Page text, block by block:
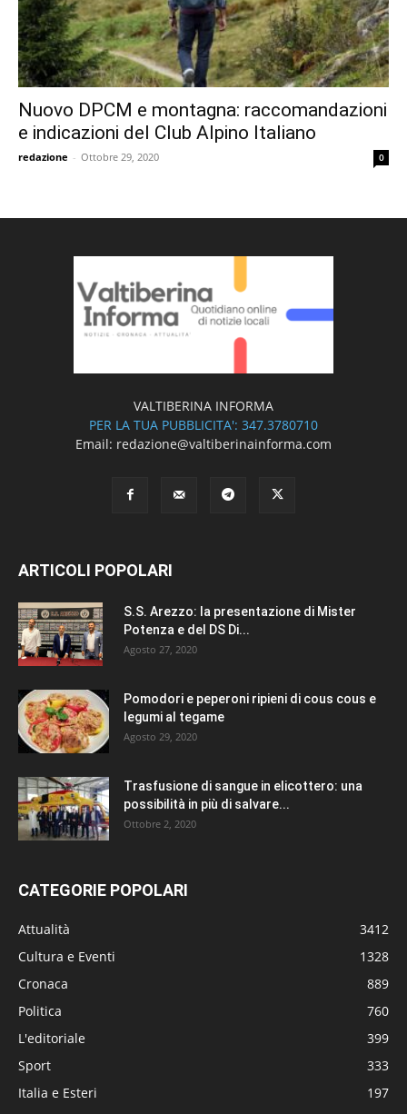
Nuovo DPCM e montagna: raccomandazioni
e indicazioni del Club Alpino Italiano
redazione - Ottobre 29, 2020 0
VALTIBERINA INFORMA
PER LA TUA PUBBLICITA': 347.3780710
Email: redazione@valtiberinainforma.com
ARTICOLI POPOLARI
S.S. Arezzo: la presentazione di Mister
Potenza e del DS Di...
Agosto 27, 2020
Pomodori e peperoni ripieni di cous cous e
legumi al tegame
Agosto 29, 2020
Trasfusione di sangue in elicottero: una
possibilità in più di salvare...
Ottobre 2, 2020
CATEGORIE POPOLARI
Attualità
3412
Cultura e Eventi
1328
Cronaca
889
Politica
760
L'editoriale
399
Sport
333
Italia e Esteri
197